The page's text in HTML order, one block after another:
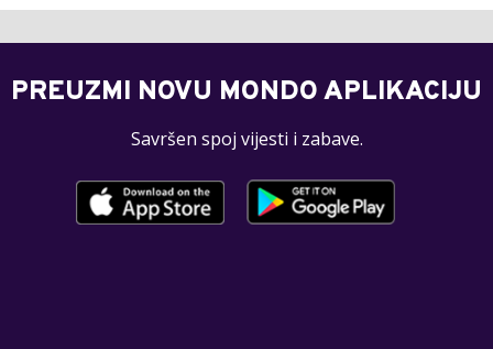
PREUZMI NOVU MONDO APLIKACIJU
Savršen spoj vijesti i zabave.